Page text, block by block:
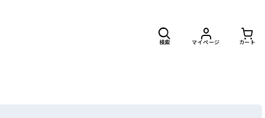
検索 マイページ カート